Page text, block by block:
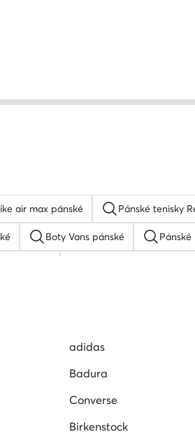
air max pánské Pánské tenisky
Boty Vans pánské
adidas
Badura
Converse
Birkenstock